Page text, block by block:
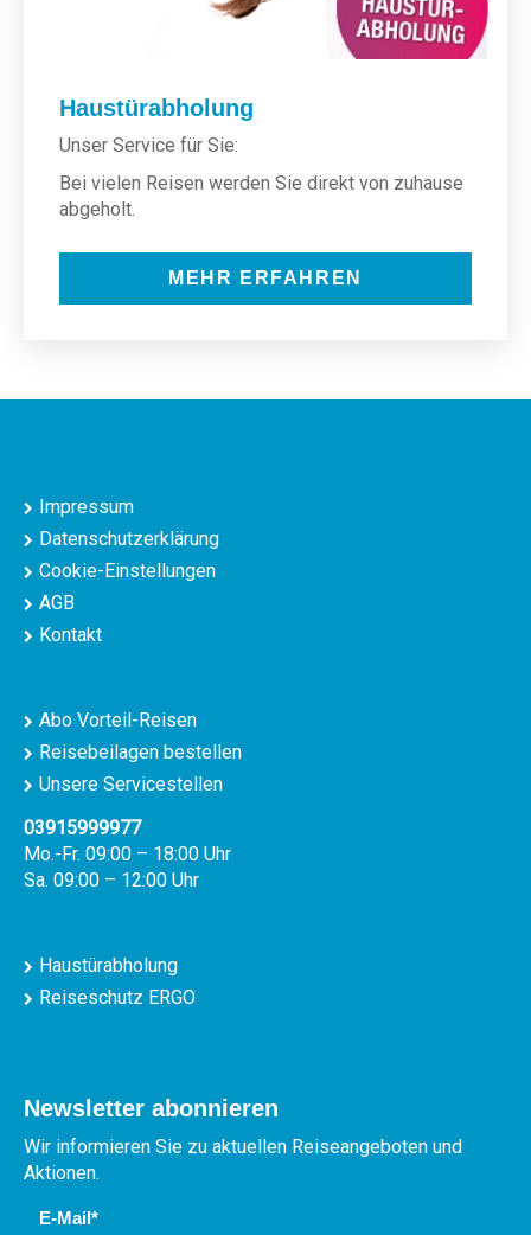
Haustürabholung
Unser Service für Sie:
Bei vielen Reisen werden Sie direkt von zuhause
abgeholt.
MEHR ERFAHREN
Impressum
Datenschutzerklärung
Cookie-Einstellungen
AGB
Kontakt
Abo Vorteil-Reisen
Reisebeilagen bestellen
Unsere Servicestellen
03915999977
Mo.-Fr. 09:00 – 18:00 Uhr
Sa. 09:00 – 12:00 Uhr
Haustürabholung
Reiseschutz ERGO
Newsletter abonnieren
Wir informieren Sie zu aktuellen Reiseangeboten und
Aktionen.
E-Mail